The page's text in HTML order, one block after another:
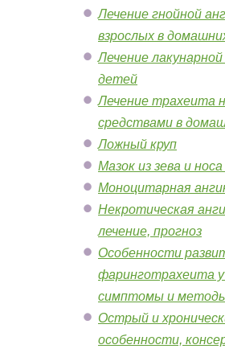
Лечение гнойной
взрослых в
Лечение
детей
Лечение трахеита
средствами в
Ложный круп
Мазок из зева и
Моноцитарная
Некротическая
лечение, прогноз
Особенности
фаринготрахеита
симптомы и
Острый и
особенности,